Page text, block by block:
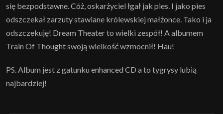
się bezpodstawne. Cóż, oskarżyciel łgał jak pies. I jako pies
odszczekał zarzuty stawiane królewskiej małżonce. Tako i ja
odszczekuję! Dream Theater to wielki zespół! A albumem
Train Of Thought swoją wielkość wzmocnił! Hau!
PS. Album jest z gatunku enhanced CD a to tygrysy lubią
najbardziej!